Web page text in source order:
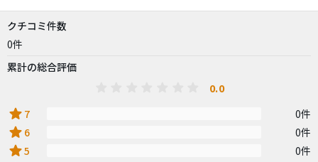
クチコミ件数
0件
累計の総合評価
0.0
star 7 0件
star 6 0件
star5 0件